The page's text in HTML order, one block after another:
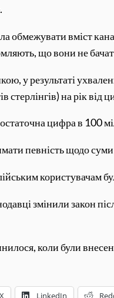
обмежувати вміст
що вони не
у результаті
стерлінгів) на рік
цифра в 100
певність щодо
користувачам
змінили закон
коли були